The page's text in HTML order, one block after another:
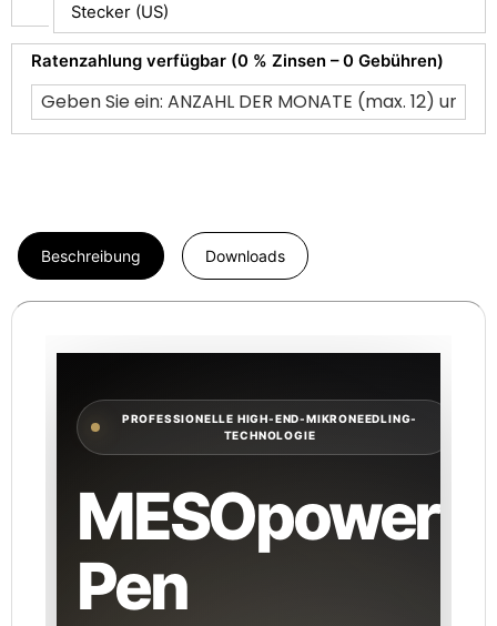
Stecker (US)
Ratenzahlung verfügbar (0 % Zinsen – 0 Gebühren)
Beschreibung Downloads
PROFESSIONELLE HIGH-END-MIKRONEEDLING-
TECHNOLOGIE
MESOpower®
Pen